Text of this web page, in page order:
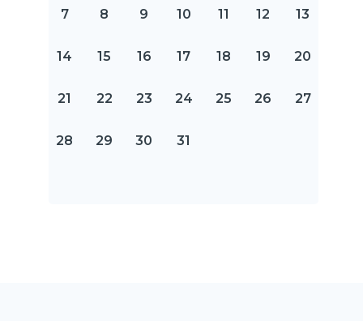
7 8 9 10 11 12 13
14 15 16 17 18 19 20
21 22 23 24 25 26 27
28 29 30 31